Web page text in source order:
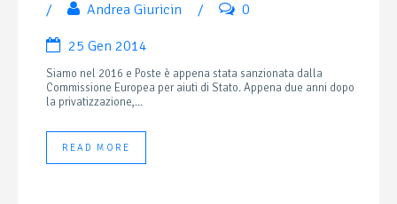
/
Andrea Giuricin / 0
25 Gen 2014
Siamo nel 2016 e Poste è appena stata sanzionata dalla
Commissione Europea per aiuti di Stato. Appena due anni dopo
la privatizzazione,...
READ MORE